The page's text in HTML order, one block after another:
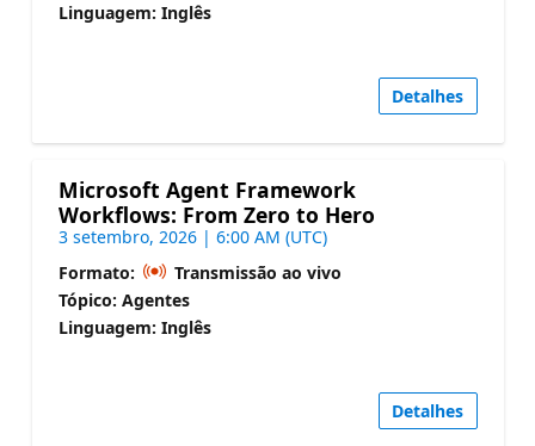
Linguagem: Inglês
Detalhes
Microsoft Agent Framework
Workflows: From Zero to Hero
3 setembro, 2026 | 6:00 AM (UTC)
Formato:
Transmissão ao vivo
Tópico: Agentes
Linguagem: Inglês
Detalhes